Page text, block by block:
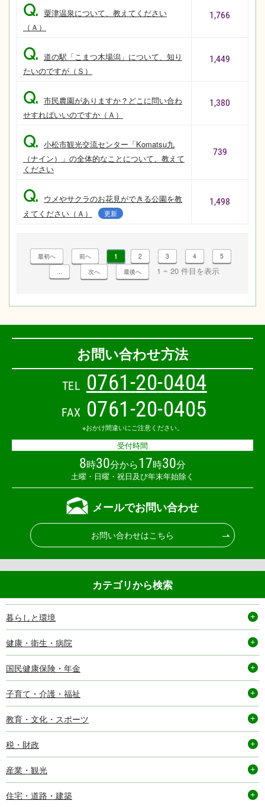
Q. 粟津温泉について、教えてください
（Ａ）
1,766
Q. 道の駅「こまつ木場潟」について、知り
たいのですが（Ｓ）
1,449
Q. 市民農園がありますか？どこに問い合わ
せすればいいのですか（Ａ）
1,380
Q. 小松市観光交流センター「Komatsu九
（ナイン）」の全体的なことについて、教えて
ください
739
Q. ウメやサクラのお花見ができる公園を教
えてください（Ａ）
更新
1,498
1 2 3 4
5
...
1 ~ 20 件目を表示
お問い合わせ方法
TEL 0761-20-0404
FAX 0761-20-0405
※おかけ間違いにご注意ください。
受付時間
8時30分から17時30分
土曜・日曜・祝日及び年末年始除く
メールでお問い合わせ
お問い合わせはこちら
カテゴリから検索
暮らしと環境
健康・衛生・病院
国民健康保険・年金
子育て・介護・福祉
教育・文化・スポーツ
税・財政
産業・観光
住宅・道路・建築